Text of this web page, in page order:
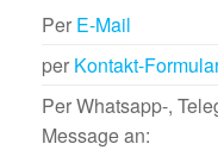
Per E-Mail
per Kontakt-
Per Whatsapp-,
Message an: